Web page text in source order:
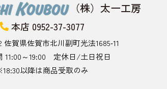
（株）太一工房
本店 0952-37-3077
佐賀県佐賀市北川副町光法1685‑11
11:00～19:00 定休日/土日祝日
以降は商品受取のみ